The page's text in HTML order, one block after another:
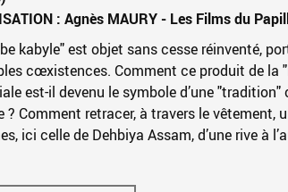
: Agnès MAURY - Les Films du
kabyle" est objet sans cesse réinventé,
cœxistences. Comment ce produit de la
est-il devenu le symbole d’une "tradition"
? Comment retracer, à travers le vêtement,
ici celle de Dehbiya Assam, d’une rive à